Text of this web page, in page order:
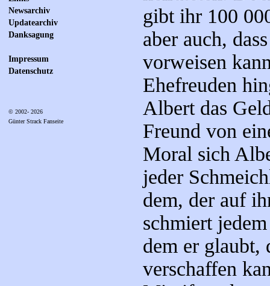
Newsarchiv
Updatearchiv
Danksagung
Impressum
Datenschutz
© 2002- 2026
Günter Strack Fanseite
gibt ihr 100
aber auch,
vorweisen
Ehefreuden
Albert das
Freund von
Moral sich
jeder
dem, der auf
schmiert
dem er glaubt,
verschaffen